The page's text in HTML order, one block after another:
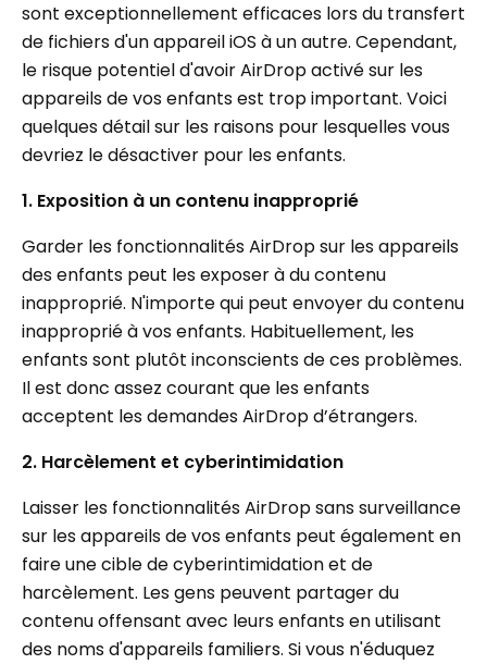
sont exceptionnellement efficaces lors du transfert
de fichiers d'un appareil iOS à un autre. Cependant,
le risque potentiel d'avoir AirDrop activé sur les
appareils de vos enfants est trop important. Voici
quelques détail sur les raisons pour lesquelles vous
devriez le désactiver pour les enfants.
1. Exposition à un contenu inapproprié
Garder les fonctionnalités AirDrop sur les appareils
des enfants peut les exposer à du contenu
inapproprié. N'importe qui peut envoyer du contenu
inapproprié à vos enfants. Habituellement, les
enfants sont plutôt inconscients de ces problèmes.
Il est donc assez courant que les enfants
acceptent les demandes AirDrop d’étrangers.
2. Harcèlement et cyberintimidation
Laisser les fonctionnalités AirDrop sans surveillance
sur les appareils de vos enfants peut également en
faire une cible de cyberintimidation et de
harcèlement. Les gens peuvent partager du
contenu offensant avec leurs enfants en utilisant
des noms d'appareils familiers. Si vous n'éduquez